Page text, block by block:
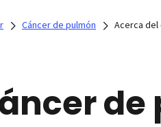
Cáncer de pulmón Acerca del
de